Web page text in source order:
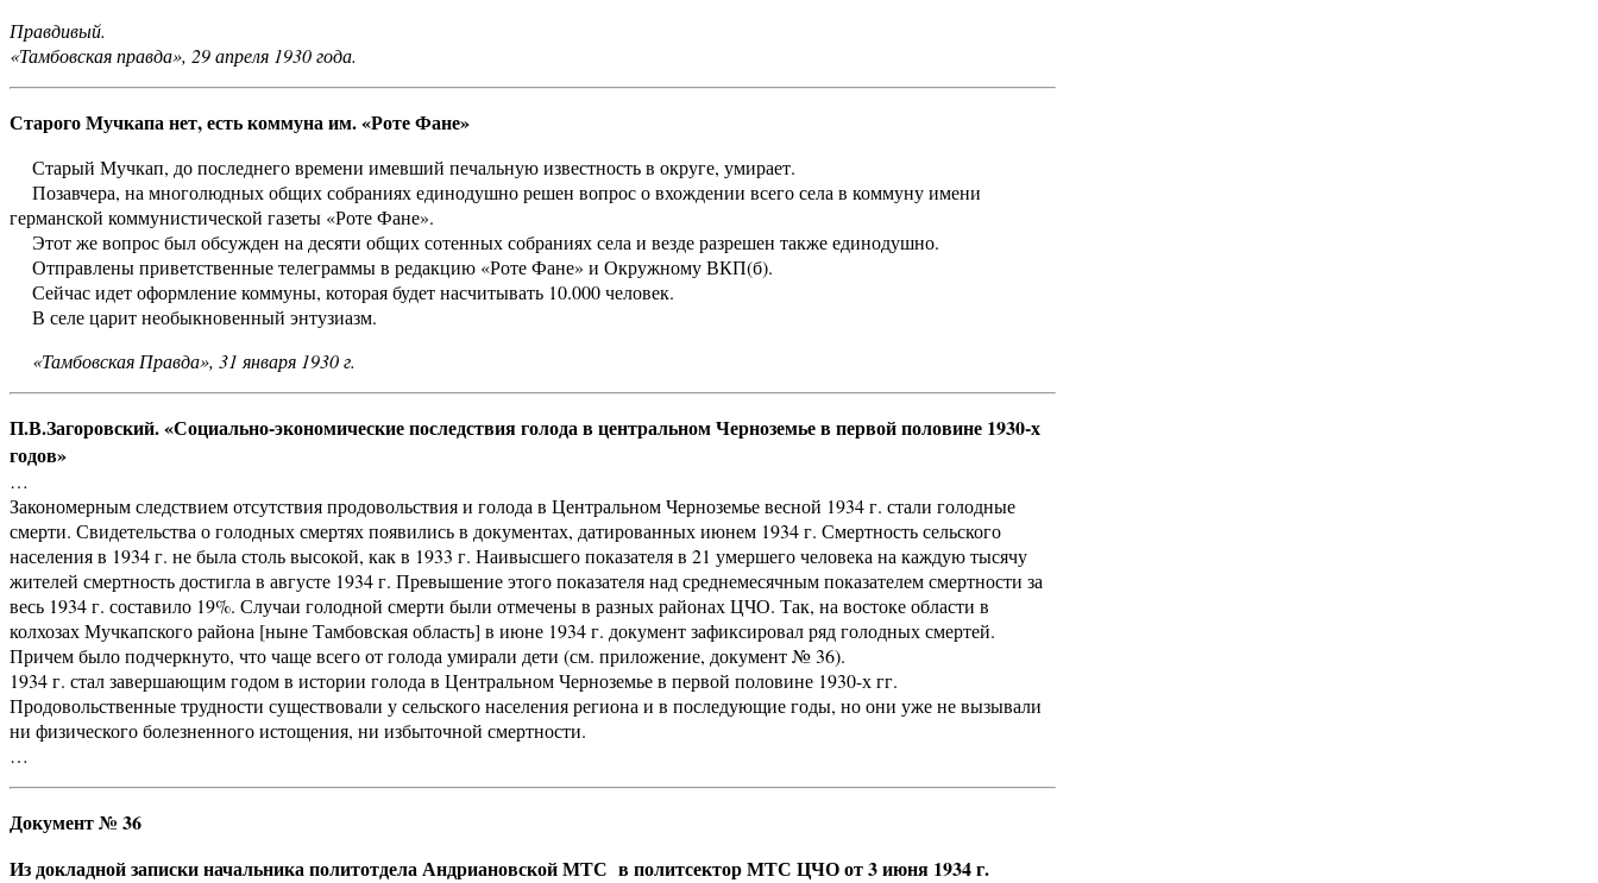
Правдивый.
«Тамбовская правда», 29 апреля 1930 года.
Старого Мучкапа нет, есть коммуна им. «Роте Фане»
Старый Мучкап, до последнего времени имевший печальную известность в округе, умирает.
Позавчера, на многолюдных общих собраниях единодушно решен вопрос о вхождении всего села в коммуну имени
германской коммунистической газеты «Роте Фане».
Этот же вопрос был обсужден на десяти общих сотенных собраниях села и везде разрешен также единодушно.
Отправлены приветственные телеграммы в редакцию «Роте Фане» и Окружному ВКП(б).
Сейчас идет оформление коммуны, которая будет насчитывать 10.000 человек.
В селе царит необыкновенный энтузиазм.
«Тамбовская Правда», 31 января 1930 г.
П.В.Загоровский. «Социально-экономические последствия голода в центральном Черноземье в первой половине 1930-х
годов»
…
Закономерным следствием отсутствия продовольствия и голода в Центральном Черноземье весной 1934 г. стали голодные
смерти. Свидетельства о голодных смертях появились в документах, датированных июнем 1934 г. Смертность сельского
населения в 1934 г. не была столь высокой, как в 1933 г. Наивысшего показателя в 21 умершего человека на каждую тысячу
жителей смертность достигла в августе 1934 г. Превышение этого показателя над среднемесячным показателем смертности за
весь 1934 г. составило 19%. Случаи голодной смерти были отмечены в разных районах ЦЧО. Так, на востоке области в
колхозах Мучкапского района [ныне Тамбовская область] в июне 1934 г. документ зафиксировал ряд голодных смертей.
Причем было подчеркнуто, что чаще всего от голода умирали дети (см. приложение, документ № 36).
1934 г. стал завершающим годом в истории голода в Центральном Черноземье в первой половине 1930-х гг.
Продовольственные трудности существовали у сельского населения региона и в последующие годы, но они уже не вызывали
ни физического болезненного истощения, ни избыточной смертности.
…
Документ № 36
Из докладной записки начальника политотдела Андриановской МТС в политсектор МТС ЦЧО от 3 июня 1934 г.